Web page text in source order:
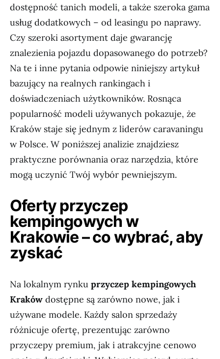
dostępność tanich modeli, a także szeroka gama
usług dodatkowych – od leasingu po naprawy.
Czy szeroki asortyment daje gwarancję
znalezienia pojazdu dopasowanego do potrzeb?
Na te i inne pytania odpowie niniejszy artykuł
bazujący na realnych rankingach i
doświadczeniach użytkowników. Rosnąca
popularność modeli używanych pokazuje, że
Kraków staje się jednym z liderów caravaningu
w Polsce. W poniższej analizie znajdziesz
praktyczne porównania oraz narzędzia, które
mogą uczynić Twój wybór pewniejszym.
Oferty przyczep
kempingowych w
Krakowie – co wybrać, aby
zyskać
Na lokalnym rynku przyczep kempingowych
Kraków dostępne są zarówno nowe, jak i
używane modele. Każdy salon sprzedaży
różnicuje ofertę, prezentując zarówno
przyczepy premium, jak i atrakcyjne cenowo